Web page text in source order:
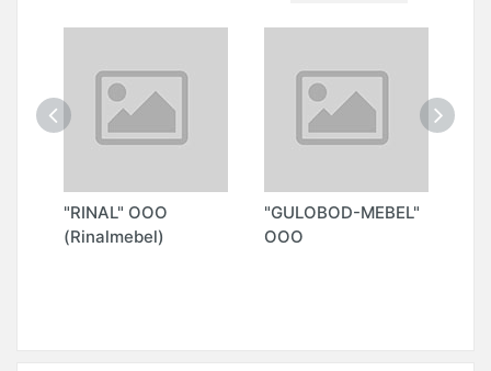
"RINAL" ООО
(Rinalmebel)
"GULOBOD-MEBEL"
ООО